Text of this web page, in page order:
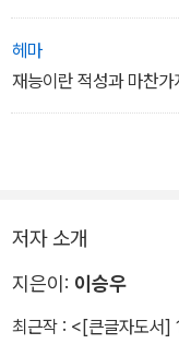
헤마
재능이란 적성과 마찬
저자 소개
지은이: 이승우
최근작 : <[큰글자도서]